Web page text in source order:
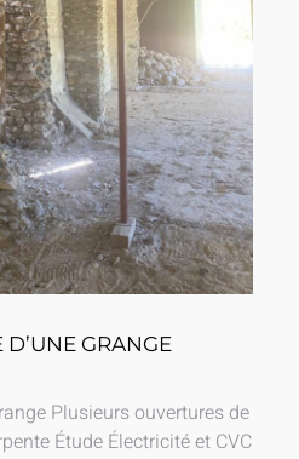
D’UNE GRANGE
Plusieurs ouvertures de
Étude Électricité et CVC